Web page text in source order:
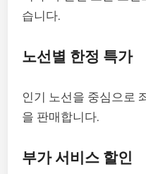
습니다.
노선별 한정 특가
인기 노선을 중심으로
을 판매합니다.
부가 서비스 할인